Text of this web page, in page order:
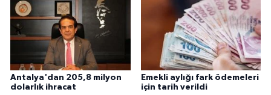
Antalya'dan 205,8 milyon
dolarlık ihracat
Emekli aylığı fark ödemeleri
için tarih verildi